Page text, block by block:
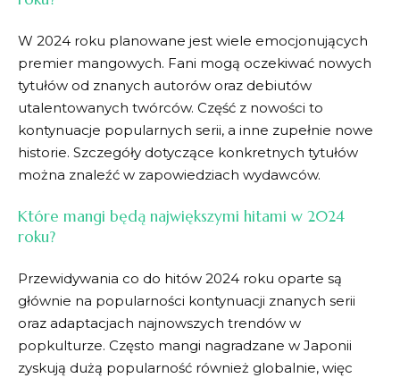
W 2024 roku planowane jest wiele emocjonujących
premier mangowych. Fani mogą ⁣oczekiwać nowych
‍tytułów od znanych autorów ⁤oraz debiutów⁣
utalentowanych twórców. Część z‌ nowości to
kontynuacje popularnych serii, a ⁤inne zupełnie nowe
historie. Szczegóły dotyczące⁤ konkretnych tytułów
można⁣ znaleźć w zapowiedziach ‌wydawców.
Które ⁣mangi będą​ największymi ‍hitami w 2024
roku?
Przewidywania⁢ co‌ do hitów⁣ 2024 ‍roku oparte są
głównie na popularności kontynuacji ⁤znanych⁤ serii
oraz​ adaptacjach najnowszych trendów w⁣
popkulturze. Często mangi nagradzane w Japonii
⁤zyskują dużą popularność również globalnie, więc‍